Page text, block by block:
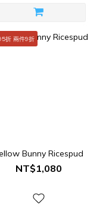
折 兩件9折
Bunny Ricespud
NT$1,080